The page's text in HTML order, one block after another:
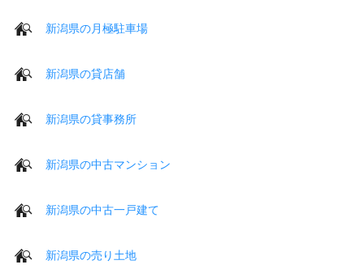
新潟県の月極駐車場
新潟県の貸店舗
新潟県の貸事務所
新潟県の中古マンション
新潟県の中古一戸建て
新潟県の売り土地